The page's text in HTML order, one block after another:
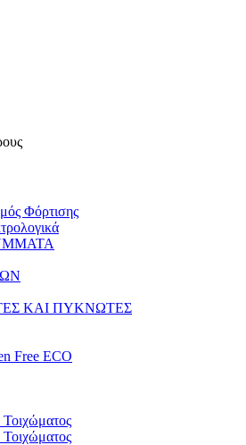
Φόρτισης
ΚΑΙ ΠΥΚΝΩΤΕΣ
Free ECO